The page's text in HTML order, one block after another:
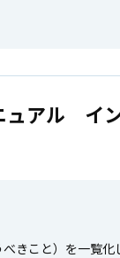
アル イ
きこと）を一覧